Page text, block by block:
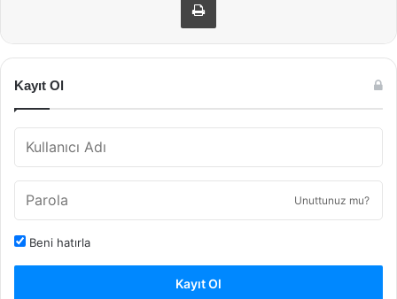
Kayıt Ol
Unuttunuz mu?
Beni hatırla
Kayıt Ol